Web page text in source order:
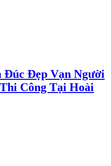
Đúc Đẹp Vạn Người
Công Tại Hoài